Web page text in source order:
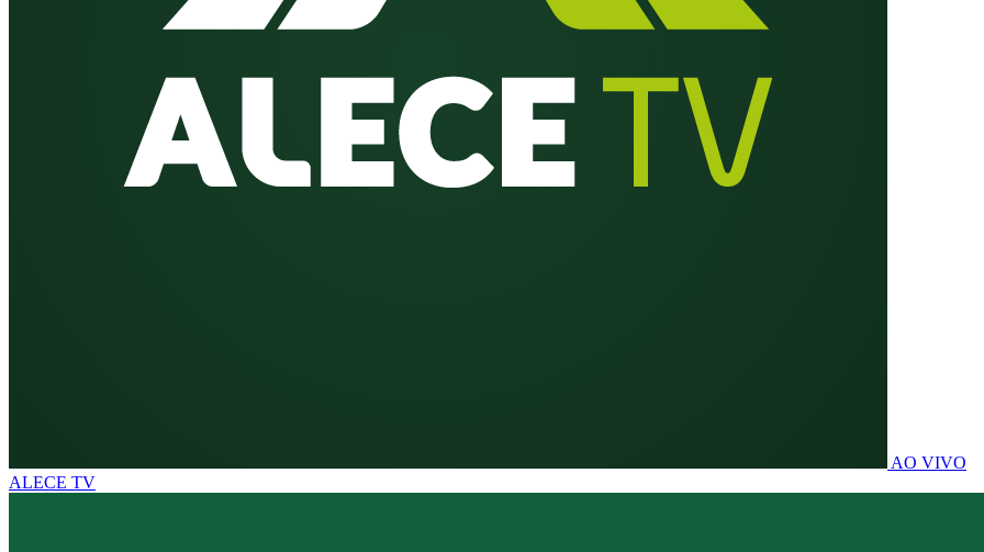
AO VIVO
ALECE TV